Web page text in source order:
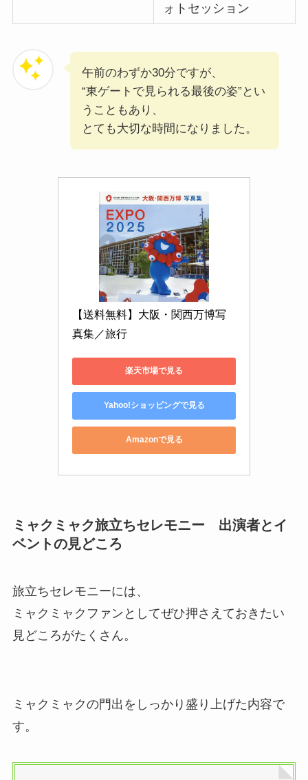
ォトセッション
午前のわずか30分ですが、
“東ゲートで見られる最後の姿”とい
うこともあり、
とても大切な時間になりました。
【送料無料】大阪・関西万博写
真集／旅行
楽天市場で見る
Yahoo!ショッピングで見る
Amazonで見る
ミャクミャク旅立ちセレモニー 出演者とイ
ベントの見どころ
旅立ちセレモニーには、
ミャクミャクファンとしてぜひ押さえておきたい
見どころがたくさん。
ミャクミャクの門出をしっかり盛り上げた内容で
す。